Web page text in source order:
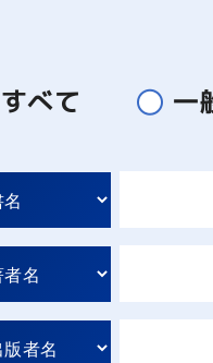
すべて 一